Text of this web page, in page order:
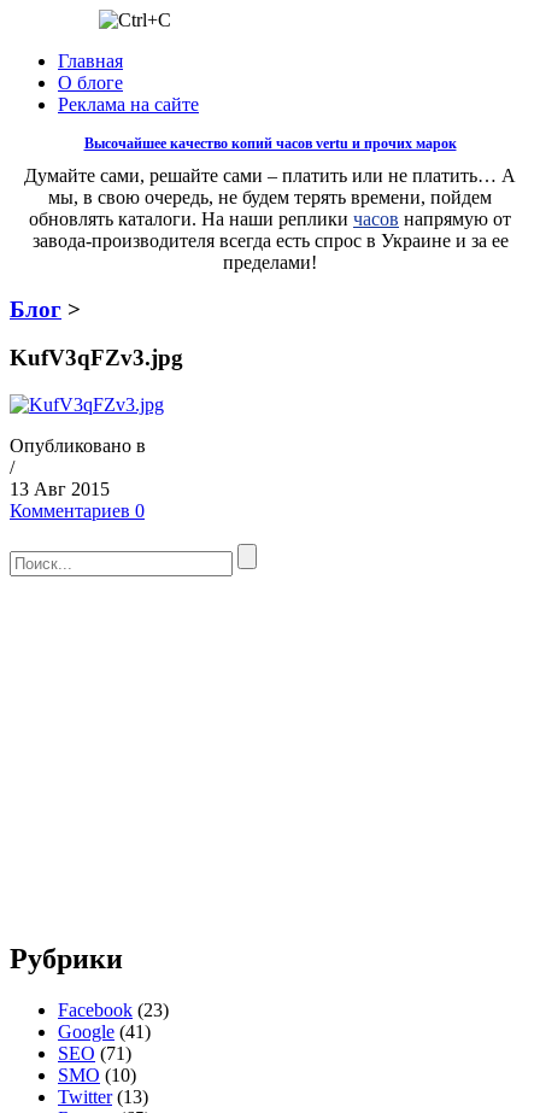
Главная
О блоге
Реклама на сайте
Высочайшее качество копий часов vertu и прочих марок
Думайте сами, решайте сами – платить или не платить… А
мы, в свою очередь, не будем терять времени, пойдем
обновлять каталоги. На наши реплики часов напрямую от
завода-производителя всегда есть спрос в Украине и за ее
пределами!
Блог >
KufV3qFZv3.jpg
Опубликовано в
/
13 Авг 2015
Комментариев 0
Рубрики
Facebook (23)
Google (41)
SEO (71)
SMO (10)
Twitter(13)